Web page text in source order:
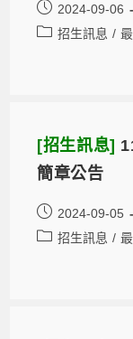
2024-09-06
招生訊息 /
[招生訊息]
簡章公告
2024-09-05
招生訊息 /